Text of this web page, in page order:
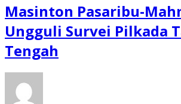
Masinton Pasaribu-
Ungguli Survei Pilkada
Tengah